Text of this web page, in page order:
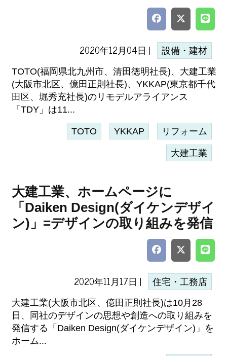
2020年12月04日 | 設備・建材
TOTO(福岡県北九州市、清田徳明社長)、大建工業
(大阪市北区、億田正則社長)、YKKAP(東京都千代
田区、堀秀充社長)のリモデルアライアンス
「TDY」は11...
TOTO YKKAP リフォーム
大建工業
大建工業、ホームページに
「Daiken Design(ダイケンデザイ
ン)」=デザインの取り組みを発信
2020年11月17日 | 住宅・工務店
大建工業(大阪市北区、億田正則社長)は10月28
日、同社のデザインの思想や創造への取り組みを
発信する「Daiken Design(ダイケンデザイン)」を
ホーム...